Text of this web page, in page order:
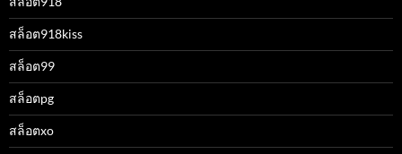
สล็อต918kiss
สล็อต99
สล็อตpg
สล็อตxo